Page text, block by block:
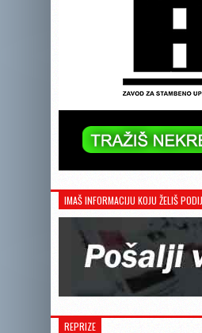
IMAŠ INFORMACIJU KOJU ŽELIŠ
REPRIZE